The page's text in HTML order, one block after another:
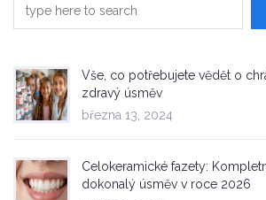
Vše, co potřebujete vědět o
zdravý úsměv
března 13, 2024
Celokeramické fazety:
dokonalý úsměv v roce 2026